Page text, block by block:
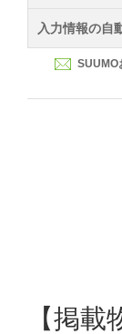
入力情報の自
SUUMO
【掲載